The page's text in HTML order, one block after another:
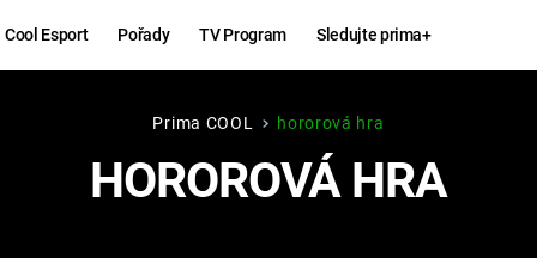
Cool Esport Pořady TV Program Sledujte prima+
Hry
Zábava
Prima COOL hororová hra
HOROROVÁ HRA